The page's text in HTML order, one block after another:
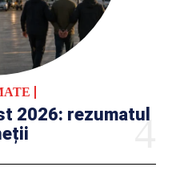
2026: rezumatul